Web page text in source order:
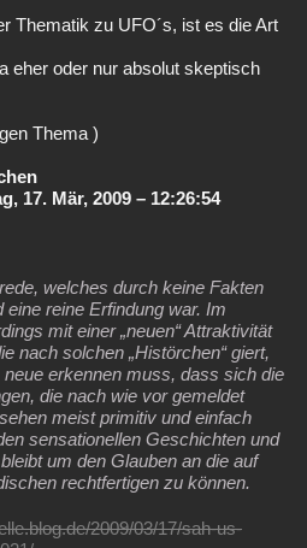
Thematik zu UFO´s, ist es die Art
eher oder nur absolut skeptisch
Thema )
17. Mär, 2009 – 12:26:54
welches durch keine Fakten
reine Erfindung war. Im
mit einer „neuen“ Attraktivität
nach solchen „Histörchen“ giert,
erkennen muss, dass sich die
die nach wie vor gemeldet
meist primitiv und einfach
sensationellen Geschichten und
um den Glauben an die auf
rechtfertigen zu können.
2009/03/17/sah-us-